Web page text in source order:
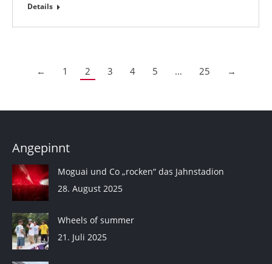
Details
← 1 2 3 4 5 … 25 →
Angepinnt
Moguai und Co „rocken“ das Jahnstadion
28. August 2025
Wheels of summer
21. Juli 2025